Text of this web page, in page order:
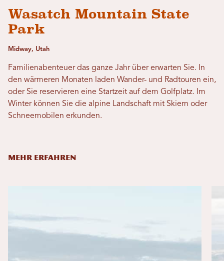
Wasatch Mountain State
Park
Midway, Utah
Familienabenteuer das ganze Jahr über erwarten Sie. In
den wärmeren Monaten laden Wander- und Radtouren ein,
oder Sie reservieren eine Startzeit auf dem Golfplatz. Im
Winter können Sie die alpine Landschaft mit Skiern oder
Schneemobilen erkunden.
MEHR ERFAHREN